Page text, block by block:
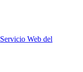
Servicio Web del